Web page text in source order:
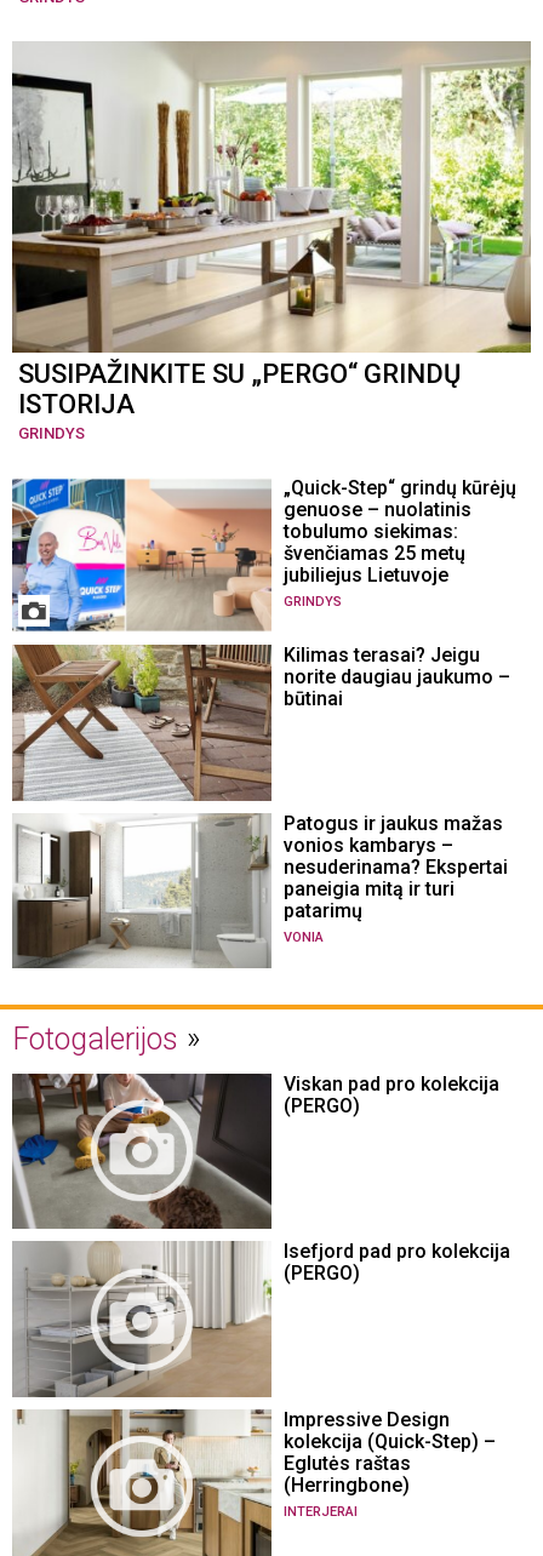
SUSIPAŽINKITE SU „PERGO“ GRINDŲ
ISTORIJA
GRINDYS
„Quick-Step“ grindų kūrėjų
genuose – nuolatinis
tobulumo siekimas:
švenčiamas 25 metų
jubiliejus Lietuvoje
GRINDYS
Kilimas terasai? Jeigu
norite daugiau jaukumo –
būtinai
Patogus ir jaukus mažas
vonios kambarys –
nesuderinama? Ekspertai
paneigia mitą ir turi
patarimų
VONIA
Fotogalerijos
Viskan pad pro kolekcija
(PERGO)
Isefjord pad pro kolekcija
(PERGO)
Impressive Design
kolekcija (Quick-Step) –
Eglutės raštas
(Herringbone)
INTERJERAI